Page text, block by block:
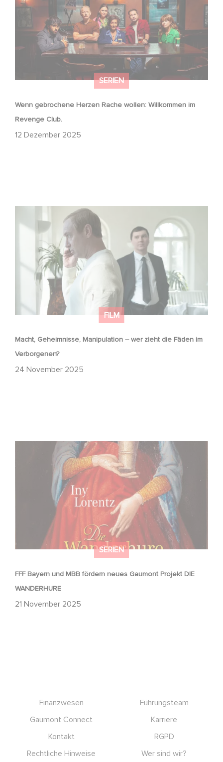
SERIEN
Wenn gebrochene Herzen Rache wollen: Willkommen im
Revenge Club.
12 Dezember 2025
FILM
Macht, Geheimnisse, Manipulation – wer zieht die Fäden im
Verborgenen?
24 November 2025
Macht, Geheimnisse, Manipulation – wer zieht die Fäden
im Verborgenen?
SERIEN
FFF Bayern und MBB fördern neues Gaumont Projekt DIE
WANDERHURE
21 November 2025
FFF Bayern und MBB fördern neues Gaumont Projekt DIE
WANDERHURE
Finanzwesen
Führungsteam
Gaumont Connect
Karriere
Kontakt
RGPD
Rechtliche Hinweise
Wer sind wir?